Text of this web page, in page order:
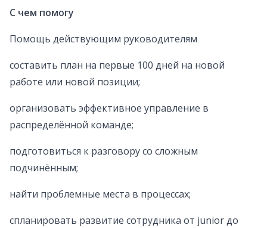
С чем помогу
Помощь действующим руководителям
составить план на первые 100 дней на новой
работе или новой позиции;
организовать эффективное управление в
распределённой команде;
подготовиться к разговору со сложным
подчинённым;
найти проблемные места в процессах;
спланировать развитие сотрудника от junior до